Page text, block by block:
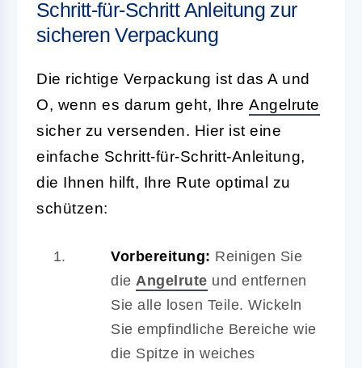
Schritt-für-Schritt Anleitung zur
sicheren Verpackung
Die richtige Verpackung ist das A und
O, wenn es darum geht, Ihre Angelrute
sicher zu versenden. Hier ist eine
einfache Schritt-für-Schritt-Anleitung,
die Ihnen hilft, Ihre Rute optimal zu
schützen:
Vorbereitung: Reinigen Sie
die Angelrute und entfernen
Sie alle losen Teile. Wickeln
Sie empfindliche Bereiche wie
die Spitze in weiches